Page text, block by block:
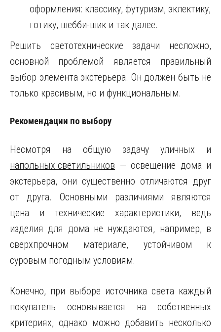
оформления: классику, футуризм, эклектику,
готику, шебби-шик и так далее.
Решить светотехнические задачи несложно,
основной проблемой является правильный
выбор элемента экстерьера. Он должен быть не
только красивым, но и функциональным.
Рекомендации по выбору
Несмотря на общую задачу уличных и
напольных светильников — освещение дома и
экстерьера, они существенно отличаются друг
от друга. Основными различиями являются
цена и технические характеристики, ведь
изделия для дома не нуждаются, например, в
сверхпрочном материале, устойчивом к
суровым погодным условиям.
Конечно, при выборе источника света каждый
покупатель основывается на собственных
критериях, однако можно добавить несколько